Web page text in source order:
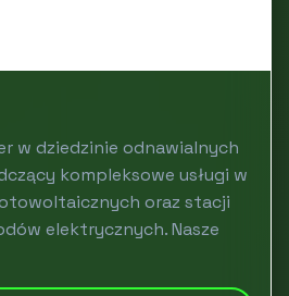
w dziedzinie odnawialnych
kompleksowe usługi w
oraz stacji
elektrycznych. Nasze